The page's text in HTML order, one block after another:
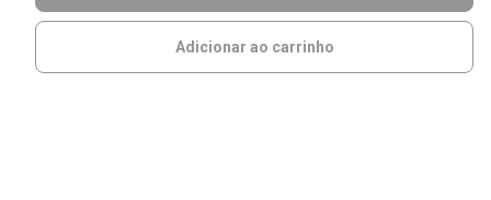
Adicionar ao carrinho